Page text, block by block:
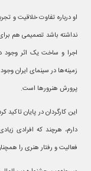
او درباره تفاوت خلاقیت و
نداشته باشد تصمیمی هم
اجرا و ساخت یک اثر وجود
زمینه‌ها در سینمای ایران
پرورش هنرورها است.
این کارگردان در پایان
دارم، هرچند که افرادی
فعالیت و رفتار هنری را